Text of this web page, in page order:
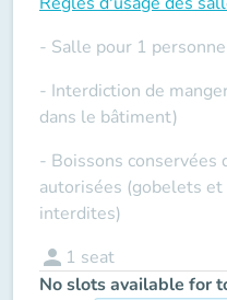
- Salle pour 1
- Interdiction de
dans le bâtiment)
- Boissons conservées
autorisées (gobelets
interdites)
person 1 seat
No slots available for